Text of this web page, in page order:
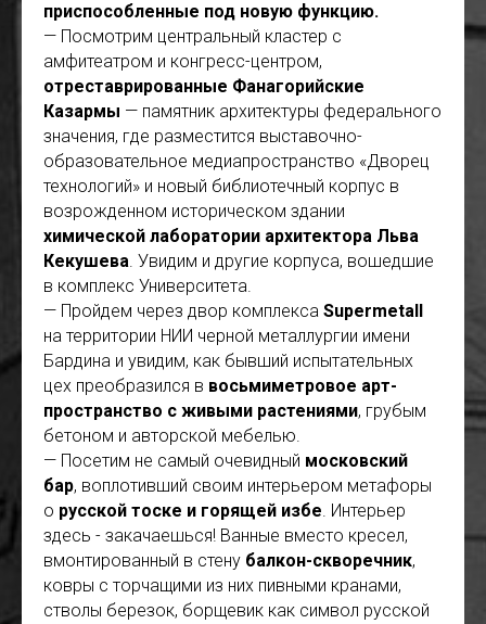
приспособленные под новую функцию.
— Посмотрим центральный кластер с
амфитеатром и конгресс-центром,
отреставрированные Фанагорийские
Казармы — памятник архитектуры федерального
значения, где разместится выставочно-
образовательное медиапространство «Дворец
технологий» и новый библиотечный корпус в
возрожденном историческом здании
химической лаборатории архитектора Льва
Кекушева. Увидим и другие корпуса, вошедшие
в комплекс Университета.
— Пройдем через двор комплекса Supermetall
на территории НИИ черной металлургии имени
Бардина и увидим, как бывший испытательных
цех преобразился в восьмиметровое арт-
пространство с живыми растениями, грубым
бетоном и авторской мебелью.
— Посетим не самый очевидный московский
бар, воплотивший своим интерьером метафоры
о русской тоске и горящей избе. Интерьер
здесь - закачаешься! Ванные вместо кресел,
вмонтированный в стену балкон-скворечник,
ковры с торчащими из них пивными кранами,
стволы березок, борщевик как символ русской